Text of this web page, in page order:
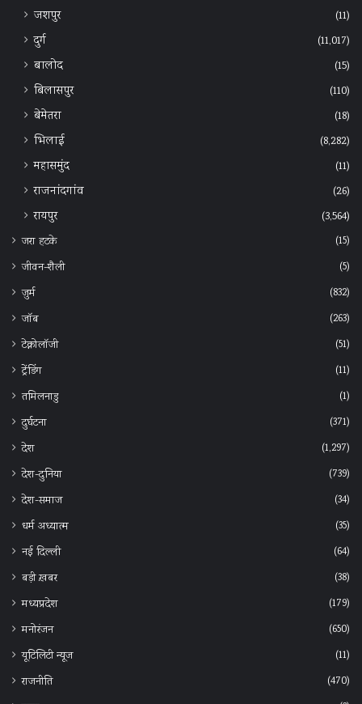
जशपुर
(11)
दुर्ग
(11,017)
बालोद
(15)
बिलासपुर
(110)
बेमेतरा
(18)
भिलाई
(8,282)
महासमुंद
(11)
राजनांदगांव
(26)
रायपुर
(3,564)
जरा हटके
(15)
जीवन-शैली
(5)
जुर्म
(832)
जॉब
(263)
टेक्नोलॉजी
(51)
ट्रेंडिंग
(11)
तमिलनाडु
(1)
दुर्घटना
(371)
देश
(1,297)
देश-दुनिया
(739)
देश-समाज
(34)
धर्म अध्यात्म
(35)
नई दिल्ली
(64)
बड़ी ख़बर
(38)
मध्यप्रदेश
(179)
मनोरंजन
(650)
यूटिलिटी न्यूज
(11)
राजनीति
(470)